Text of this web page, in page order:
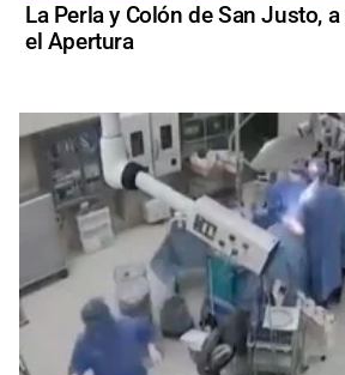
La Perla y Colón de San Justo,
el Apertura